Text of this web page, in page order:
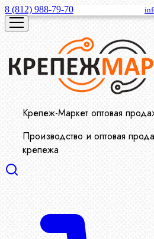
8 (812) 988-79-70
Крепеж-Маркет оптовая
Производство и оптовая
крепежа